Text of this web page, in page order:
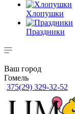
Хлопушки
Праздники
Ваш город
Гомель
375(29) 329-32-52